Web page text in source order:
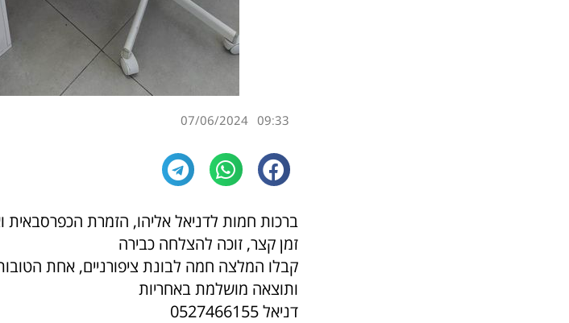
09:33
07/06/2024
ברכות חמות לדניאל אליהו, הזמרת
זמן קצר, זוכה להצלחה כבירה
קבלו המלצה חמה לבונת ציפורניים, אחת
ותוצאה מושלמת באחריות
דניאל 0527466155